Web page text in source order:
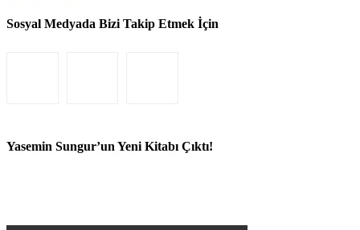
Sosyal Medyada Bizi Takip Etmek İçin
Yasemin Sungur’un Yeni Kitabı Çıktı!